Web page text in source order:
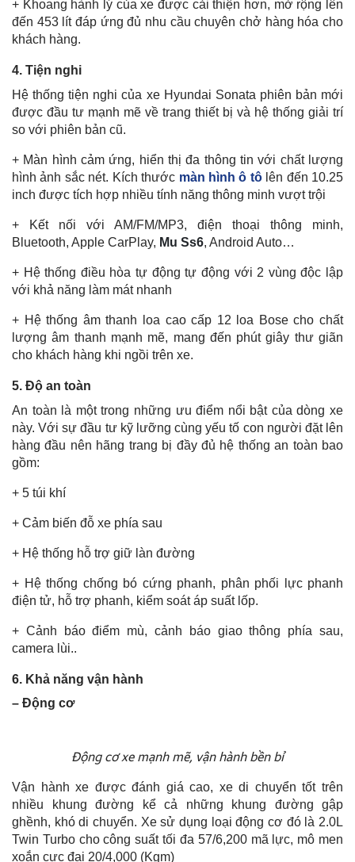
+ Khoang hành lý của xe được cải thiện hơn, mở rộng lên
đến 453 lít đáp ứng đủ nhu cầu chuyên chở hàng hóa cho
khách hàng.
4. Tiện nghi
Hệ thống tiện nghi của xe Hyundai Sonata phiên bản mới
được đầu tư mạnh mẽ về trang thiết bị và hệ thống giải trí
so với phiên bản cũ.
+ Màn hình cảm ứng, hiển thị đa thông tin với chất lượng
hình ảnh sắc nét. Kích thước màn hình ô tôlên đến 10.25
inch được tích hợp nhiều tính năng thông minh vượt trội
+ Kết nối với AM/FM/MP3, điện thoại thông minh,
Bluetooth, Apple CarPlay, Mu Ss6, Android Auto…
+ Hệ thống điều hòa tự động tự động với 2 vùng độc lập
với khả năng làm mát nhanh
+ Hệ thống âm thanh loa cao cấp 12 loa Bose cho chất
lượng âm thanh mạnh mẽ, mang đến phút giây thư giãn
cho khách hàng khi ngồi trên xe.
5. Độ an toàn
An toàn là một trong những ưu điểm nổi bật của dòng xe
này. Với sự đầu tư kỹ lưỡng cùng yếu tố con người đặt lên
hàng đầu nên hãng trang bị đầy đủ hệ thống an toàn bao
gồm:
+ 5 túi khí
+ Cảm biến đỗ xe phía sau
+ Hệ thống hỗ trợ giữ làn đường
+ Hệ thống chống bó cứng phanh, phân phối lực phanh
điện tử, hỗ trợ phanh, kiểm soát áp suất lốp.
+ Cảnh báo điểm mù, cảnh báo giao thông phía sau,
camera lùi..
6. Khả năng vận hành
– Động cơ
Động cơ xe mạnh mẽ, vận hành bền bỉ
Vận hành xe được đánh giá cao, xe di chuyển tốt trên
nhiều khung đường kể cả những khung đường gập
ghềnh, khó di chuyển. Xe sử dụng loại động cơ đó là 2.0L
Twin Turbo cho công suất tối đa 57/6,200 mã lực, mô men
xoắn cực đại 20/4,000 (Kgm)